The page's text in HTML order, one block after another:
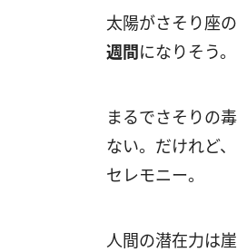
太陽がさそり座
週間になりそう。
まるでさそりの
ない。だけれど
セレモニー。
人間の潜在力は